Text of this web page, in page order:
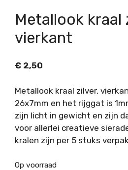
Metallook kraal
vierkant
€ 2,50
Metallook kraal zilver,
26x7mm en het rijggat is
zijn licht in gewicht en zijn
voor allerlei creatieve
kralen zijn per 5 stuks
Op voorraad